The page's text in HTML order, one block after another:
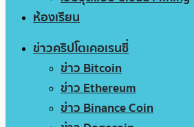
ห้องเรียน
ข่าวคริปโตเคอเรนซี่
ข่าว Bitcoin
ข่าว Ethereum
ข่าว Binance Coin